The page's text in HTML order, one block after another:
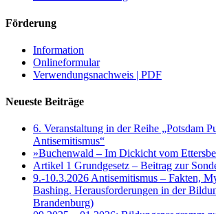
Förderung
Information
Onlineformular
Verwendungsnachweis | PDF
Neueste Beiträge
6. Veranstaltung in der Reihe „Potsdam
Antisemitismus“
»Buchenwald – Im Dickicht vom
Artikel 1 Grundgesetz – Beitrag zur
9.-10.3.2026 Antisemitismus – Fakten,
Bashing. Herausforderungen in der
Brandenburg)